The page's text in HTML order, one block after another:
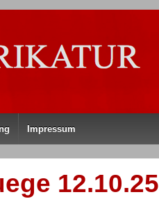
Impressum
12.10.25